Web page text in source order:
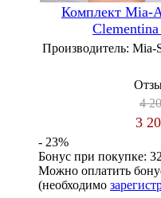
Комплект Mia-
Производитель: Mia-
4
3
- 23%
Бонус при покупке:
Можно оплатить
(необходимо